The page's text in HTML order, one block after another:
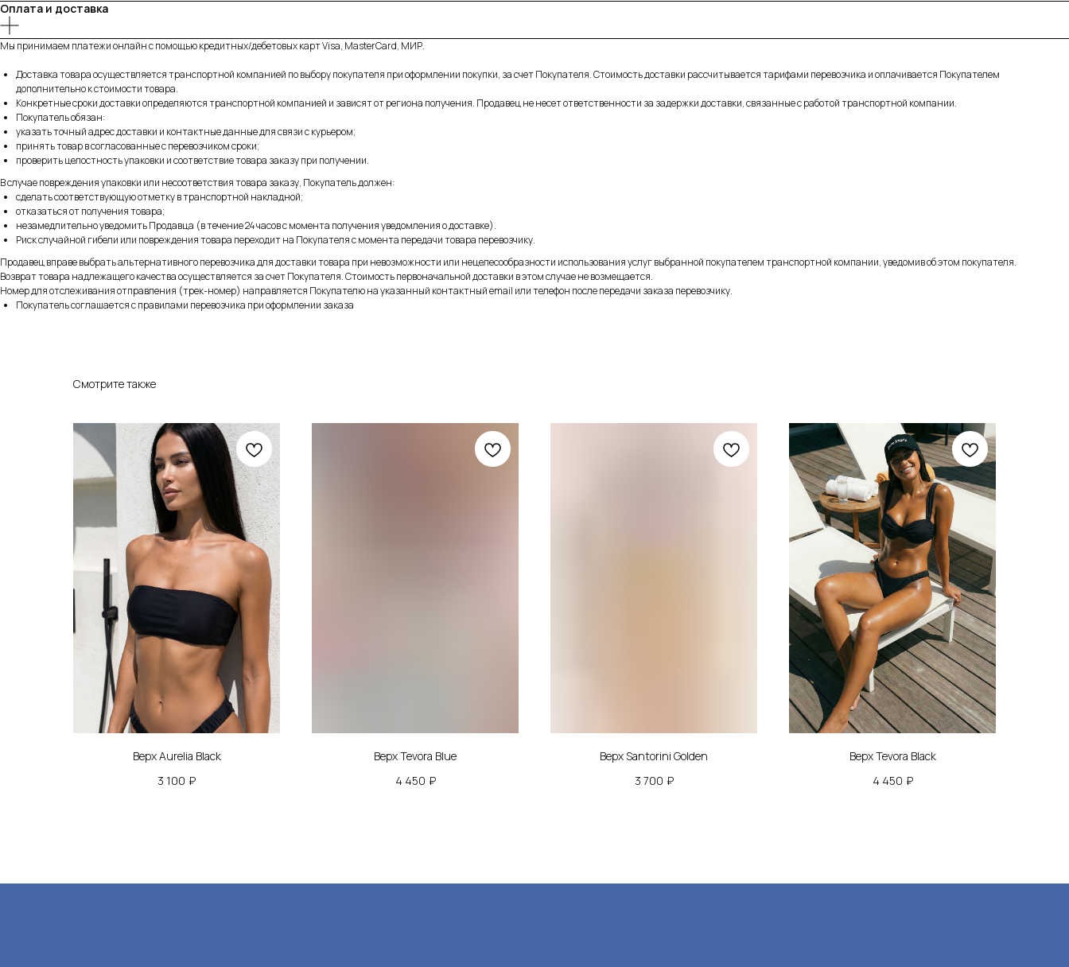
Оплата и доставка
Мы принимаем платежи онлайн с помощью кредитных/дебетовых карт Visa, MasterCard, МИР.
Доставка товара осуществляется транспортной компанией по выбору покупателя при оформлении покупки, за счет Покупателя. Стоимость доставки рассчитывается тарифами перевозчика и оплачивается Покупателем
дополнительно к стоимости товара.
Конкретные сроки доставки определяются транспортной компанией и зависят от региона получения. Продавец не несет ответственности за задержки доставки, связанные с работой транспортной компании.
Покупатель обязан:
указать точный адрес доставки и контактные данные для связи с курьером;
принять товар в согласованные с перевозчиком сроки;
проверить целостность упаковки и соответствие товара заказу при получении.
В случае повреждения упаковки или несоответствия товара заказу, Покупатель должен:
сделать соответствующую отметку в транспортной накладной;
отказаться от получения товара;
незамедлительно уведомить Продавца (в течение 24 часов с момента получения уведомления о доставке).
Риск случайной гибели или повреждения товара переходит на Покупателя с момента передачи товара перевозчику.
Продавец вправе выбрать альтернативного перевозчика для доставки товара при невозможности или нецелесообразности использования услуг выбранной покупателем транспортной компании, уведомив об этом покупателя.
Возврат товара надлежащего качества осуществляется за счет Покупателя. Стоимость первоначальной доставки в этом случае не возмещается.
Номер для отслеживания отправления (трек-номер) направляется Покупателю на указанный контактный email или телефон после передачи заказа перевозчику.
Покупатель соглашается с правилами перевозчика при оформлении заказа
Смотрите также
Верх Aurelia Black
3 100 ₽
Верх Tevora Blue
4 450 ₽
Верх Santorini Golden
3 700 ₽
Верх Tevora Black
4 450 ₽
Подпишись на новинки, скидки
и закрытые распродажи
Обмен и возврат
Купальники